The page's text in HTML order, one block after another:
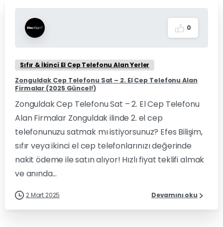
0
Sıfır & İkinci El Cep Telefonu Alan Yerler
Zonguldak Cep Telefonu Sat – 2. El Cep Telefonu Alan
Firmalar (2025 Güncel!)
Zonguldak Cep Telefonu Sat – 2. El Cep Telefonu
Alan Firmalar Zonguldak ilinde 2. el cep
telefonunuzu satmak mı istiyorsunuz? Efes Bilişim,
sıfır veya ikinci el cep telefonlarınızı değerinde
nakit ödeme ile satın alıyor! Hızlı fiyat teklifi almak
ve anında...
2 Mart 2025 Devamını oku